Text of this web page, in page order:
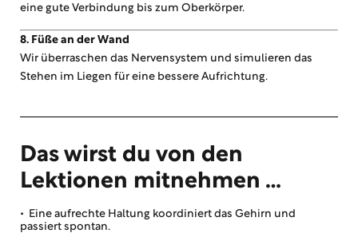
eine gute Verbindung bis zum Oberkörper.
8. Füße an der Wand
Wir überraschen das Nervensystem und simulieren das
Stehen im Liegen für eine bessere Aufrichtung.
Das wirst du von den
Lektionen mitnehmen …
• Eine aufrechte Haltung koordiniert das Gehirn und
passiert spontan.